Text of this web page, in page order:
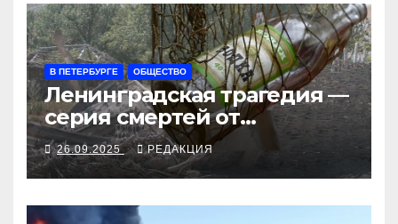
В ПЕТЕРБУРГЕ ОБЩЕСТВО
Ленинградская трагедия —
серия смертей от
алкосуррогата
26.09.2025 РЕДАКЦИЯ